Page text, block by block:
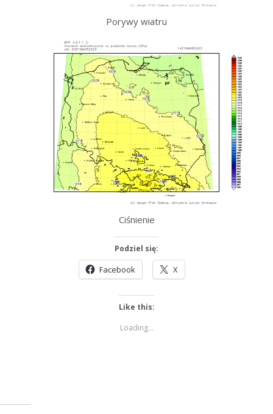
Porywy wiatru
Ciśnienie
Podziel się:
Facebook X
Like this:
Loading...